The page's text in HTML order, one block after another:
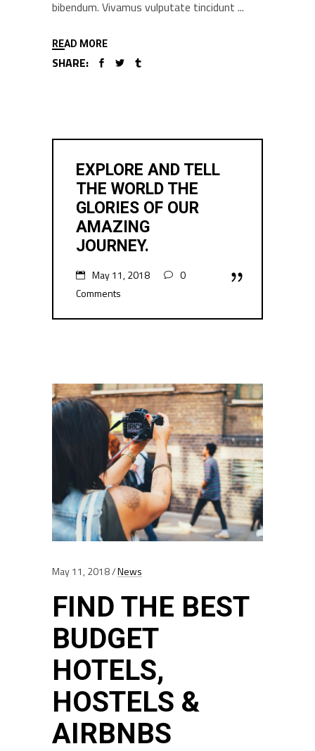
bibendum. Vivamus vulputate tincidunt
READ MORE
SHARE:
EXPLORE AND TELL
THE WORLD THE
GLORIES OF OUR
AMAZING
JOURNEY.
May 11, 2018
0
Comments
May 11, 2018 News
FIND THE BEST
BUDGET
HOTELS,
HOSTELS &
AIRBNBS